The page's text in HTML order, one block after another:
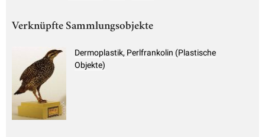
Verknüpfte Sammlungsobjekte
Dermoplastik, Perlfrankolin (Plastische
Objekte)